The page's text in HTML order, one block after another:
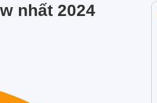
nhất 2024